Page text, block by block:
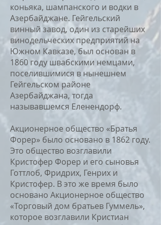
коньяка, шампанского и водки в
Азербайджане. Гейгельский
винный завод, один из старейших
винодельческих предприятий на
Южном Кавказе, был основан в
1860 году швабскими немцами,
поселившимися в нынешнем
Гейгельском районе
Азербайджана, тогда
называвшемся Еленендорф.
Акционерное общество «Братья
Форер» было основано в 1862 году.
Это общество возглавили
Кристофер Форер и его сыновья
Готтлоб, Фридрих, Генрих и
Кристофер. В это же время было
основано Акционерное общество
«Торговый дом братьев Гуммель»,
которое возглавили Кристиан